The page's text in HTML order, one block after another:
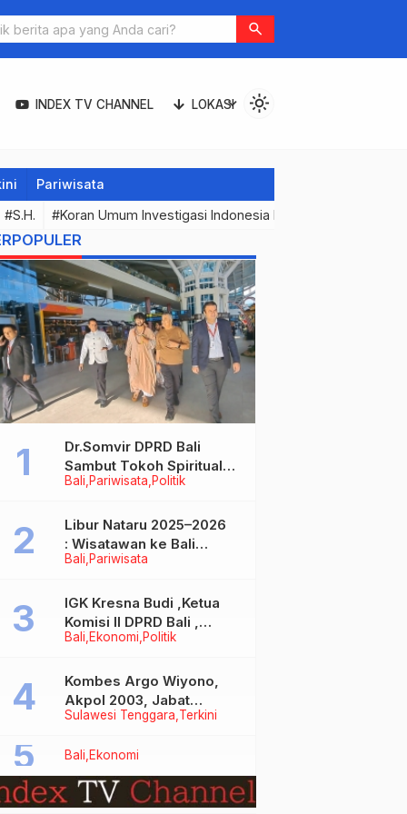
search
INDEX TV CHANNEL LOKASI
expand_more light_mode
Pariwisata
#S.H. #Koran Umum Investigasi Indonesia Expose & Media
Bali Pariwisata Politik
Dr.Somvir DPRD Bali
Sambut Tokoh Spiritual
India Baba Bageshwar
Bali Pariwisata
Libur Nataru 2025–2026
: Wisatawan ke Bali
Meningkat, Isu Penurunan
Bali Ekonomi Politik
IGK Kresna Budi ,Ketua
Komisi II DPRD Bali ,
Angkat Bicara Soal
Bersubsidi Jenis Solar
Sulawesi Tenggara Terkini
Kombes Argo Wiyono,
Akpol 2003, Jabat
Dirlantas Polda Sultra
Bali Ekonomi